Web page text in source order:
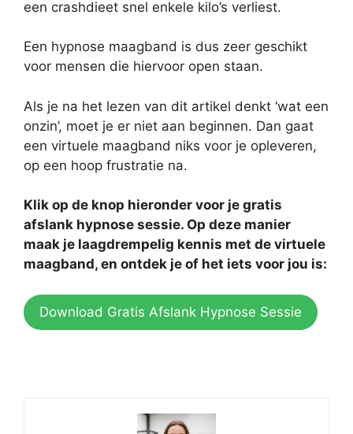
een crashdieet snel enkele kilo’s verliest.
Een hypnose maagband is dus zeer geschikt
voor mensen die hiervoor open staan.
Als je na het lezen van dit artikel denkt ‘wat een
onzin’, moet je er niet aan beginnen. Dan gaat
een virtuele maagband niks voor je opleveren,
op een hoop frustratie na.
Klik op de knop hieronder voor je gratis
afslank hypnose sessie. Op deze manier
maak je laagdrempelig kennis met de virtuele
maagband, en ontdek je of het iets voor jou is:
Download Gratis Afslank Hypnose Sessie